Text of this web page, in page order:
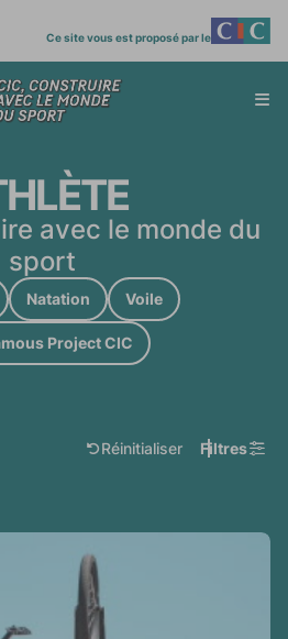
Ce site vous est proposé par le
menu
avec le monde du
sport
Natation Voile
Project CIC
resetRéinitialiser
les filtres Filtresfilters